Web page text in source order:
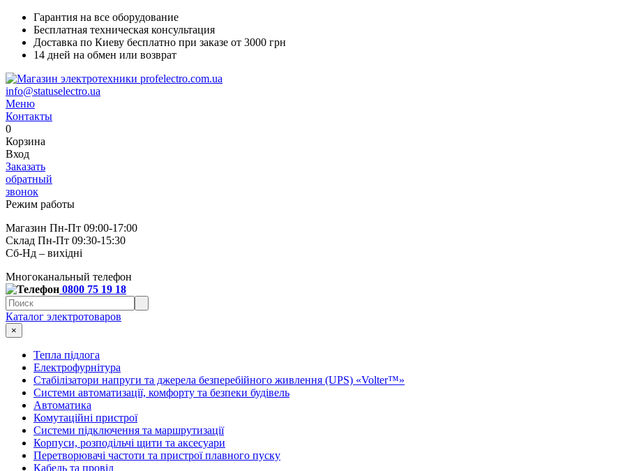
Гарантия на все оборудование
Бесплатная техническая консультация
Доставка по Киеву бесплатно при заказе от 3000 грн
14 дней на обмен или возврат
info@statuselectro.ua
Меню
Контакты
0
Корзина
Вход
Заказать
обратный
звонок
Режим работы
Магазин Пн-Пт 09:00-17:00
Склад Пн-Пт 09:30-15:30
Сб-Нд – вихідні
Многоканальный телефон
0800 75 19 18
Каталог электротоваров
×
Тепла підлога
Електрофурнітура
Cтабілізатори напруги та джерела безперебійного живлення (UPS) «Volter™»
Системи автоматизації, комфорту та безпеки будівель
Автоматика
Комутаційні пристрої
Системи підключення та маршрутизації
Корпуси, розподільчі щити та аксесуари
Перетворювачі частоти та пристрої плавного пуску
Кабель та провід